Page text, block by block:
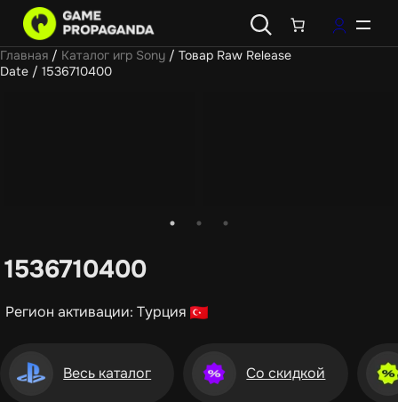
Главная / Каталог игр Sony / Товар Raw Release
Date / 1536710400
1536710400
Регион активации: Турция
Весь каталог Со скидкой